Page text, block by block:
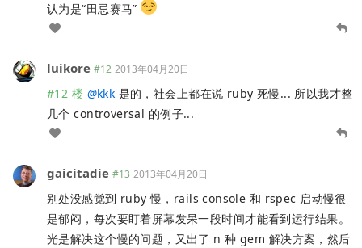
认为是“田忌赛马”
luikore #12 2013年04月20日
#12 楼 @kkk 是的，社会上都在说 ruby 死慢... 所以我才整
几个 controversal 的例子...
gaicitadie #13 2013年04月20日
别处没感觉到 ruby 慢，rails console 和 rspec 启动慢很
是郁闷，每次要盯着屏幕发呆一段时间才能看到运行结果。
光是解决这个慢的问题，又出了 n 种 gem 解决方案，然后